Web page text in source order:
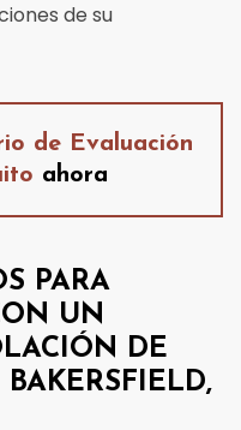
de su
de Evaluación
ahora
PARA
UN
DE